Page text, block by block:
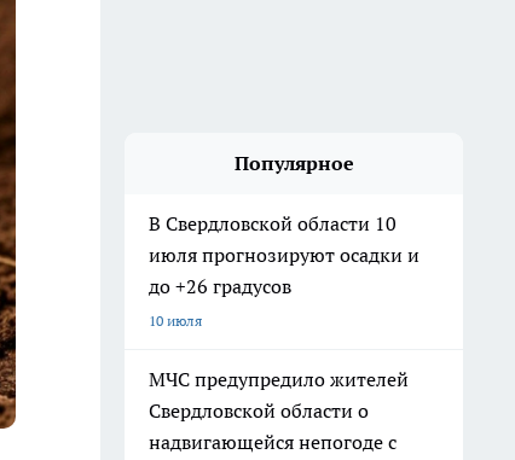
Популярное
В Свердловской области 10
июля прогнозируют осадки и
до +26 градусов
10 июля
МЧС предупредило жителей
Свердловской области о
надвигающейся непогоде с